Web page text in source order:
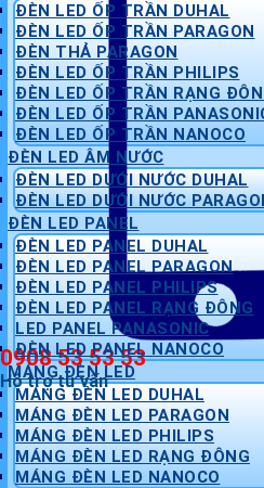
0908 53 53 53
Hỗ trợ tư vấn
ĐÈN LED ỐP TRẦN DUHAL
ĐÈN LED ỐP TRẦN PARAGON
ĐÈN THẢ PARAGON
ĐÈN LED ỐP TRẦN PHILIPS
ĐÈN LED ỐP TRẦN RẠNG
ĐÈN LED ỐP TRẦN
ĐÈN LED ỐP TRẦN NANOCO
ĐÈN LED ÂM NƯỚC
ĐÈN LED DƯỚI NƯỚC DUHAL
ĐÈN LED DƯỚI NƯỚC
ĐÈN LED PANEL
ĐÈN LED PANEL DUHAL
ĐÈN LED PANEL PARAGON
ĐÈN LED PANEL PHILIPS
ĐÈN LED PANEL RẠNG ĐÔNG
LED PANEL PANASONIC
ĐÈN LED PANEL NANOCO
MÁNG ĐÈN LED
MÁNG ĐÈN LED DUHAL
MÁNG ĐÈN LED PARAGON
MÁNG ĐÈN LED PHILIPS
MÁNG ĐÈN LED RẠNG ĐÔNG
MÁNG ĐÈN LED NANOCO